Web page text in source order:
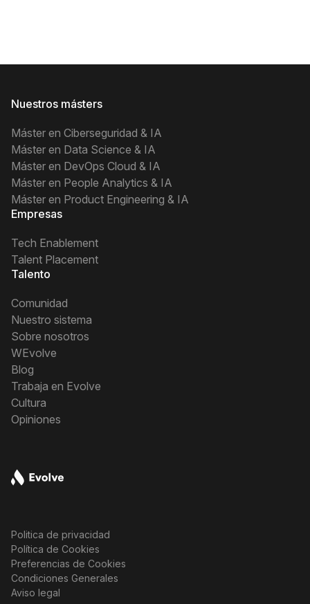
Nuestros másters
Máster en Ciberseguridad & IA
Máster en Data Science & IA
Máster en DevOps Cloud & IA
Máster en People Analytics & IA
Máster en Product Engineering & IA
Empresas
Tech Enablement
Talent Placement
Talento
Comunidad
Nuestro sistema
Sobre nosotros
WEvolve
Blog
Trabaja en Evolve
Cultura
Opiniones
Politica de privacidad
Política de Cookies
Preferencias de Cookies
Condiciones Generales
Aviso legal